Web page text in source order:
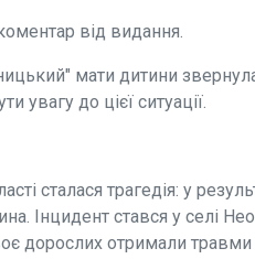
від видання.
мати дитини
увагу до цієї ситуації.
сталася трагедія: у
Інцидент стався у селі
дорослих отримали травми